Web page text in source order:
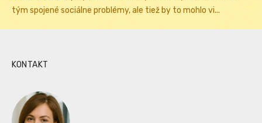
tým spojené sociálne problémy, ale tiež by to mohlo vi...
KONTAKT